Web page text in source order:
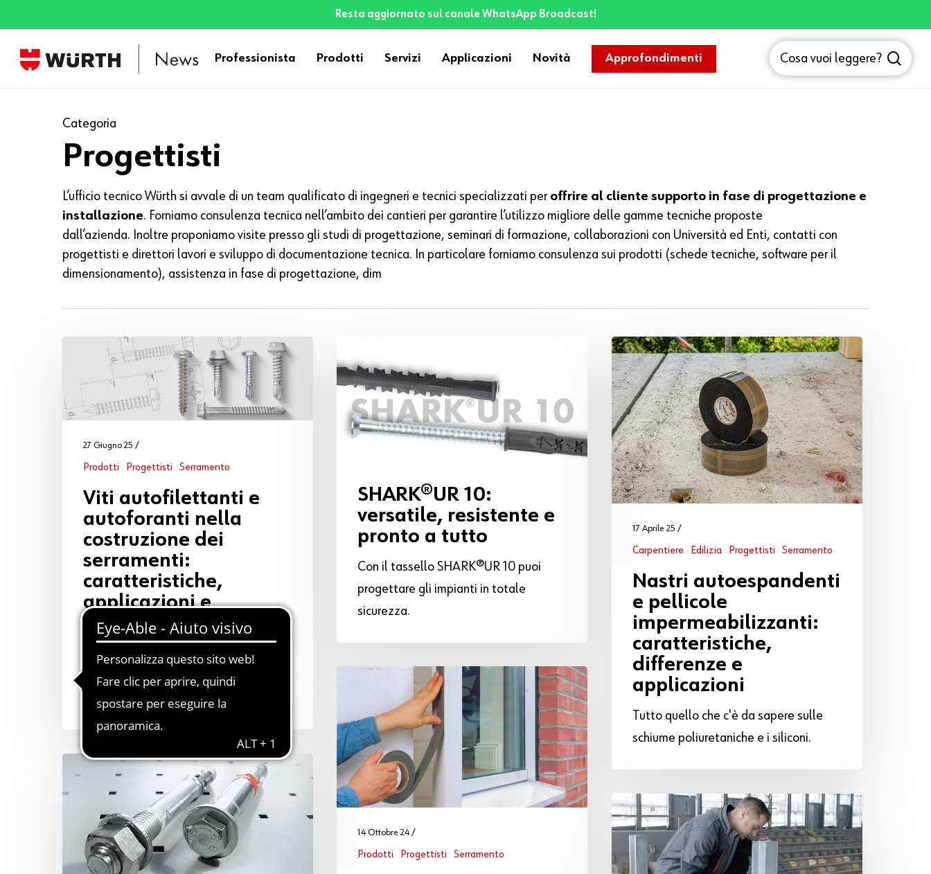
to
main
Resta aggiornato sul canale WhatsApp Broadcast!
Cosa vuoi leggere?
Professionista Prodotti Servizi Applicazioni Novità Approfondimenti Cosa vuoi leggere?
Categoria
Progettisti
L’ufficio tecnico Würth si avvale di un team qualificato di ingegneri e tecnici specializzati per offrire al cliente supporto in fase di progettazione e
installazione. Forniamo consulenza tecnica nell’ambito dei cantieri per garantire l’utilizzo migliore delle gamme tecniche proposte
dall’azienda. Inoltre proponiamo visite presso gli studi di progettazione, seminari di formazione, collaborazioni con Università ed Enti, contatti con
progettisti e direttori lavori e sviluppo di documentazione tecnica. In particolare forniamo consulenza sui prodotti (schede tecniche, software per il
dimensionamento), assistenza in fase di progettazione, dim
27 Giugno 25
Prodotti Progettisti Serramento
Viti autofilettanti e
autoforanti nella
costruzione dei
serramenti:
caratteristiche,
applicazioni e
riferimenti normativi
Nel mondo dei serramenti moderni, la
scelta dei sistemi di fissaggio è
fondamentale per garantire…
SHARK®UR 10:
versatile, resistente e
pronto a tutto
Con il tassello SHARK®UR 10 puoi
progettare gli impianti in totale
sicurezza.
17 Aprile 25
Carpentiere Edilizia Progettisti Serramento
Nastri autoespandenti
e pellicole
impermeabilizzanti:
caratteristiche,
differenze e
applicazioni
Tutto quello che c'è da sapere sulle
schiume poliuretaniche e i siliconi.
14 Ottobre 24
Prodotti Progettisti Serramento